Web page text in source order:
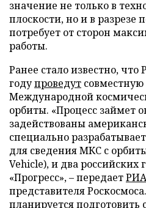
значение не только в
плоскости, но и в разрезе
потребует от сторон
работы.
Ранее стало известно, что
годупроведут
Международной
орбиты. «Процесс займет
задействованы
специально
для сведения МКС с
Vehicle), и два российских
«Прогресс», – передает
представителя
планируется